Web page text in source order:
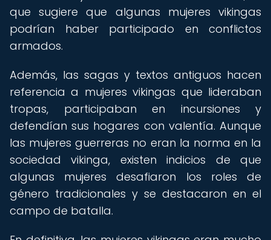
que sugiere que algunas mujeres vikingas
podrían haber participado en conflictos
armados.
Además, las sagas y textos antiguos hacen
referencia a mujeres vikingas que lideraban
tropas, participaban en incursiones y
defendían sus hogares con valentía. Aunque
las mujeres guerreras no eran la norma en la
sociedad vikinga, existen indicios de que
algunas mujeres desafiaron los roles de
género tradicionales y se destacaron en el
campo de batalla.